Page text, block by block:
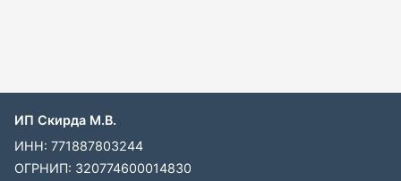
ИП Скирда М.В.
ИНН: 771887803244
ОГРНИП: 320774600014830